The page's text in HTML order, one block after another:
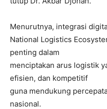
Menurutnya, integrasi
National Logistics
penting dalam
menciptakan arus logistik
efisien, dan kompetitif
guna mendukung
nasional.